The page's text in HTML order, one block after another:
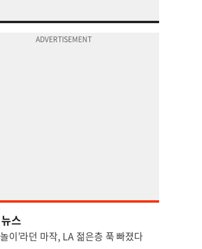
스
이’라던 마작, LA 젊은층 푹 빠졌다